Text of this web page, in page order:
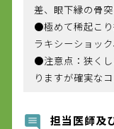
差、眼下縁の骨
●極めて稀起こり
ラキシーショッ
●注意点：狭く
りますが確実な
担当医師及